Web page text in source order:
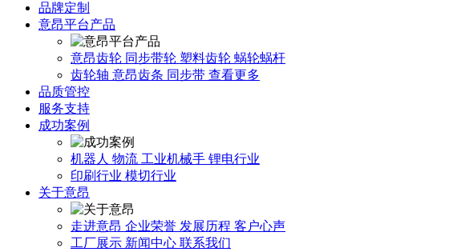
品牌定制
意昂平台产品
意昂齿轮 同步带轮 塑料齿轮 蜗轮蜗杆
齿轮轴 意昂齿条 同步带 查看更多
品质管控
服务支持
成功案例
机器人 物流 工业机械手 锂电行业
印刷行业 模切行业
关于意昂
走进意昂 企业荣誉 发展历程 客户心声
工厂展示 新闻中心 联系我们